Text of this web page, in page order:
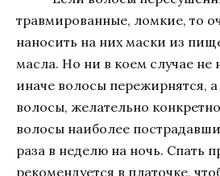
травмированные, ломкие, то
наносить на них маски из
масла. Но ни в коем случае не
иначе волосы пережирнятся,
волосы, желательно
волосы наиболее
раза в неделю на ночь. Спать
рекомендуется в платочке,